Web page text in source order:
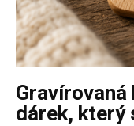
dárek, který